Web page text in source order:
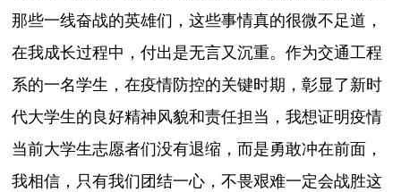
那些一线奋战的英雄们，这些事情真的很微不足道，
在我成长过程中，付出是无言又沉重。作为交通工程
系的一名学生，在疫情防控的关键时期，彰显了新时
代大学生的良好精神风貌和责任担当，我想证明疫情
当前大学生志愿者们没有退缩，而是勇敢冲在前面，
我相信，只有我们团结一心，不畏艰难一定会战胜这